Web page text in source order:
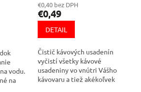
vodu.
na
€0,40 bez DPH
€0,49
DETAIL
Čistič kávových usadenín
vyčistí všetky kávové
usadeniny vo vnútri Vášho
kávovaru a tiež akékoľvek